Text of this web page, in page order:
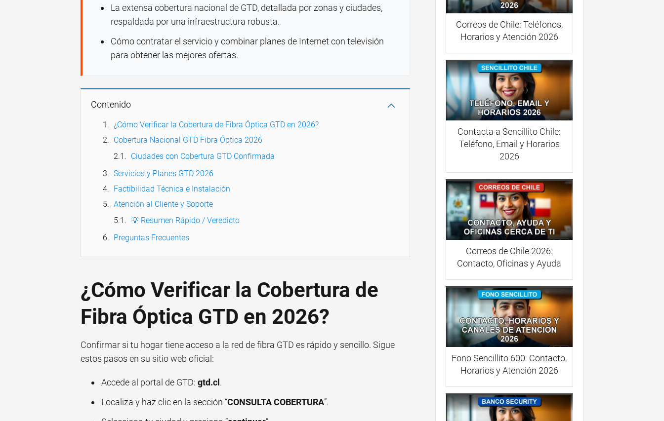
La extensa cobertura nacional de GTD, detallada por zonas y ciudades,
respaldada por una infraestructura robusta.
Cómo contratar el servicio y combinar planes de Internet con televisión
para obtener las mejores ofertas.
Contenido
¿Cómo Verificar la Cobertura de Fibra Óptica GTD en 2026?
Cobertura Nacional GTD Fibra Óptica 2026
Ciudades con Cobertura GTD Confirmada
Servicios y Planes GTD 2026
Factibilidad Técnica e Instalación
Atención al Cliente y Soporte
💡 Resumen Rápido / Veredicto
Preguntas Frecuentes
¿Cómo Verificar la Cobertura de
Fibra Óptica GTD en 2026?
Confirmar si tu hogar tiene acceso a la red de fibra GTD es rápido y sencillo. Sigue
estos pasos en su sitio web oficial:
Accede al portal de GTD: gtd.cl .
Localiza y haz clic en la sección “CONSULTA COBERTURA”.
Correos de Chile: Teléfonos,
Horarios y Atención 2026
Contacta a Sencillito Chile:
Teléfono, Email y Horarios
2026
Correos de Chile 2026:
Contacto, Oficinas y Ayuda
Fono Sencillito 600: Contacto,
Horarios y Atención 2026